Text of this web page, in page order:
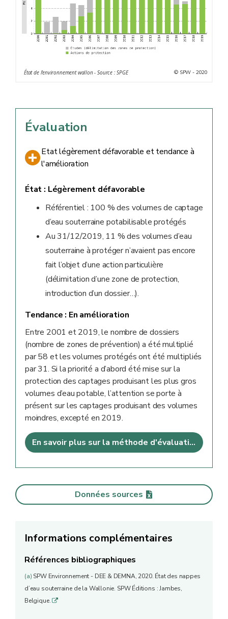
État de l'environnement wallon - Source : SPGE © SPW - 2020
Évaluation
Etat légèrement défavorable et tendance à
l'amélioration
État : Légèrement défavorable
Référentiel : 100 % des volumes de captage
d’eau souterraine potabilisable protégés
Au 31/12/2019, 11 % des volumes d’eau
souterraine à protéger n’avaient pas encore
fait l’objet d’une action particulière
(délimitation d’une zone de protection,
introduction d’un dossier…).
Tendance : En amélioration
Entre 2001 et 2019, le nombre de dossiers
(nombre de zones de prévention) a été multiplié
par 58 et les volumes protégés ont été multipliés
par 31. Si la priorité a d’abord été mise sur la
protection des captages produisant les plus gros
volumes d’eau potable, l’attention se porte à
présent sur les captages produisant des volumes
moindres, excepté en 2019.
En savoir plus sur la méthode d'évaluation
Données sources
Informations complémentaires
Références bibliographiques
(a) SPW Environnement - DEE & DEMNA, 2020. État des nappes
d’eau souterraine de la Wallonie. SPW Éditions : Jambes,
Belgique.q